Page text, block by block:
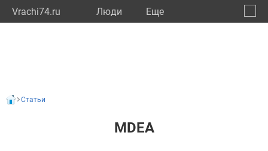
Vrachi74.ru Люди Eще
Статьи
MDEA